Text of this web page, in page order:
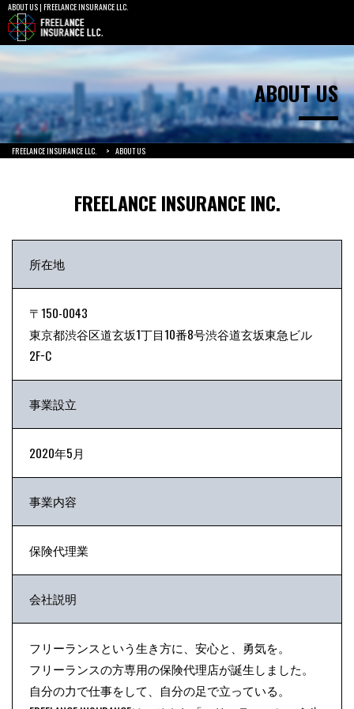
ABOUT US | FREELANCE INSURANCE LLC.
ABOUT US
FREELANCE INSURANCE LLC. > ABOUT US
FREELANCE INSURANCE INC.
所在地
〒150-0043
東京都渋谷区道玄坂1丁目10番8号渋谷道玄坂東急ビル
2F−C
事業設立
2020年5月
事業内容
保険代理業
会社説明
フリーランスという生き方に、安心と、勇気を。
フリーランスの方専用の保険代理店が誕生しました。
自分の力で仕事をして、自分の足で立っている。